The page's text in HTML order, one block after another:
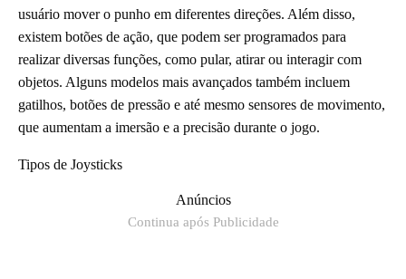
usuário mover o punho em diferentes direções. Além disso,
existem botões de ação, que podem ser programados para
realizar diversas funções, como pular, atirar ou interagir com
objetos. Alguns modelos mais avançados também incluem
gatilhos, botões de pressão e até mesmo sensores de movimento,
que aumentam a imersão e a precisão durante o jogo.
Tipos de Joysticks
Anúncios
Continua após Publicidade